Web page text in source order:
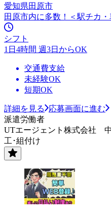
愛知県田原市
田原市内に多数！＜駅チカ・
シフト
1日4時間 週3日からOK
交通費支給
未経験OK
短期OK
詳細を見る
応募画面に進む
派遣労働者
UTエージェント株式会社
工･組付け